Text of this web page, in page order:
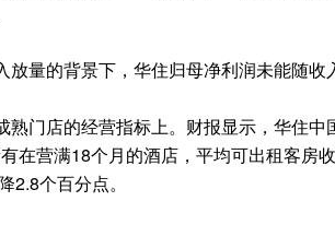
量的背景下，华住归母净利润未能随收
熟门店的经营指标上。财报显示，华住
在营满18个月的酒店，平均可出租客房
2.8个百分点。